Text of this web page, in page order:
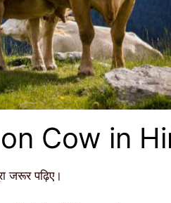
on Cow in
जरूर पढ़िए।